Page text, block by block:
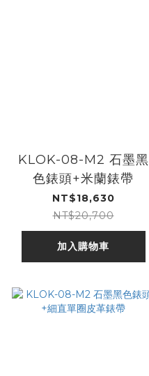
KLOK-08-M2 石墨黑
色錶頭+米蘭錶帶
NT$18,630
NT$20,700
加入購物車